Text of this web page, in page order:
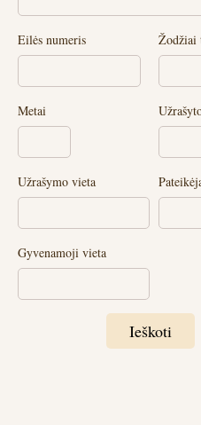
Eilės numeris Žodžiai
Metai
Užrašymo vieta
Gyvenamoji vieta